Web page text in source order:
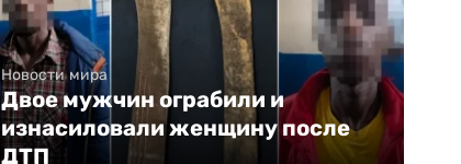
Новости мира
Двое мужчин ограбили и
изнасиловали женщину после
ДТП